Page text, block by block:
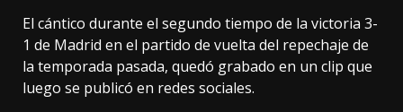
El cántico durante el segundo tiempo de la victoria 3-
1 de Madrid en el partido de vuelta del repechaje de
la temporada pasada, quedó grabado en un clip que
luego se publicó en redes sociales.